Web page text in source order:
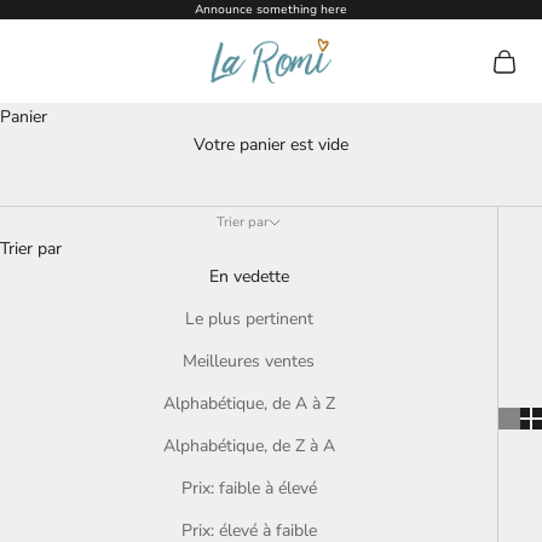
Announce something here
La Romi Voir
Panier
Votre panier est vide
Wooden Toys
Trier par
Trier par
En vedette
Le plus pertinent
Meilleures ventes
Alphabétique, de A à Z
Alphabétique, de Z à A
Prix: faible à élevé
Prix: élevé à faible